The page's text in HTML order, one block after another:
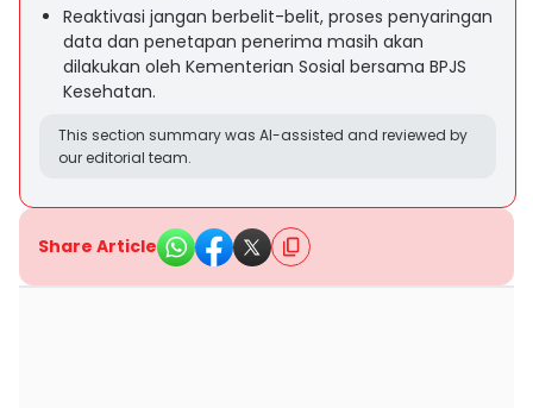
Reaktivasi jangan berbelit-belit, proses penyaringan
data dan penetapan penerima masih akan
dilakukan oleh Kementerian Sosial bersama BPJS
Kesehatan.
This section summary was AI-assisted and reviewed by
our editorial team.
Share Article